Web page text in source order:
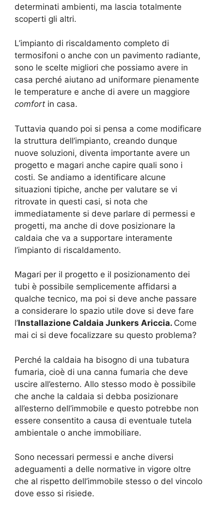
determinati ambienti, ma lascia totalmente
scoperti gli altri.
L’impianto di riscaldamento completo di
termosifoni o anche con un pavimento radiante,
sono le scelte migliori che possiamo avere in
casa perché aiutano ad uniformare pienamente
le temperature e anche di avere un maggiore
comfort in casa.
Tuttavia quando poi si pensa a come modificare
la struttura dell’impianto, creando dunque
nuove soluzioni, diventa importante avere un
progetto e magari anche capire quali sono i
costi. Se andiamo a identificare alcune
situazioni tipiche, anche per valutare se vi
ritrovate in questi casi, si nota che
immediatamente si deve parlare di permessi e
progetti, ma anche di dove posizionare la
caldaia che va a supportare interamente
l’impianto di riscaldamento.
Magari per il progetto e il posizionamento dei
tubi è possibile semplicemente affidarsi a
qualche tecnico, ma poi si deve anche passare
a considerare lo spazio utile dove si deve fare
l’Installazione Caldaia Junkers Ariccia. Come
mai ci si deve focalizzare su questo problema?
Perché la caldaia ha bisogno di una tubatura
fumaria, cioè di una canna fumaria che deve
uscire all’esterno. Allo stesso modo è possibile
che anche la caldaia si debba posizionare
all’esterno dell’immobile e questo potrebbe non
essere consentito a causa di eventuale tutela
ambientale o anche immobiliare.
Sono necessari permessi e anche diversi
adeguamenti a delle normative in vigore oltre
che al rispetto dell’immobile stesso o del vincolo
dove esso si risiede.